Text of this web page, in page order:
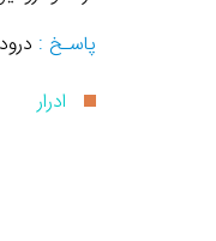
پاسـخ : درود بر
ادرار